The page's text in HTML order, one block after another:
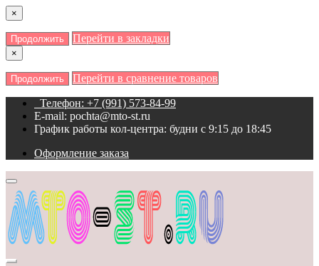
×
Продолжить Перейти в закладки
×
Продолжить Перейти в сравнение товаров
Телефон: +7 (991) 573-84-99
E-mail: pochta@mto-st.ru
График работы кол-центра: будни с 9:15 до 18:45
Оформление заказа